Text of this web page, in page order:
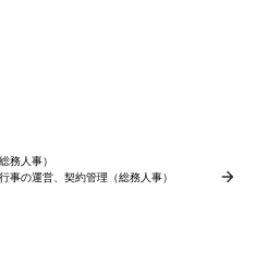
務人事）
事の運営、契約管理（総務人事）